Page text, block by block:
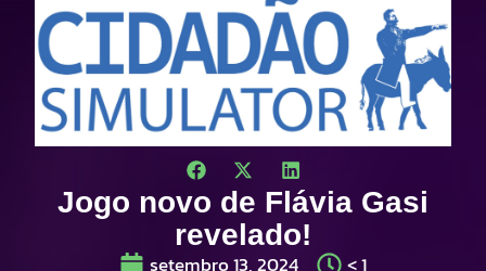
Jogo novo de Flávia Gasi
revelado!
setembro 13, 2024
< 1